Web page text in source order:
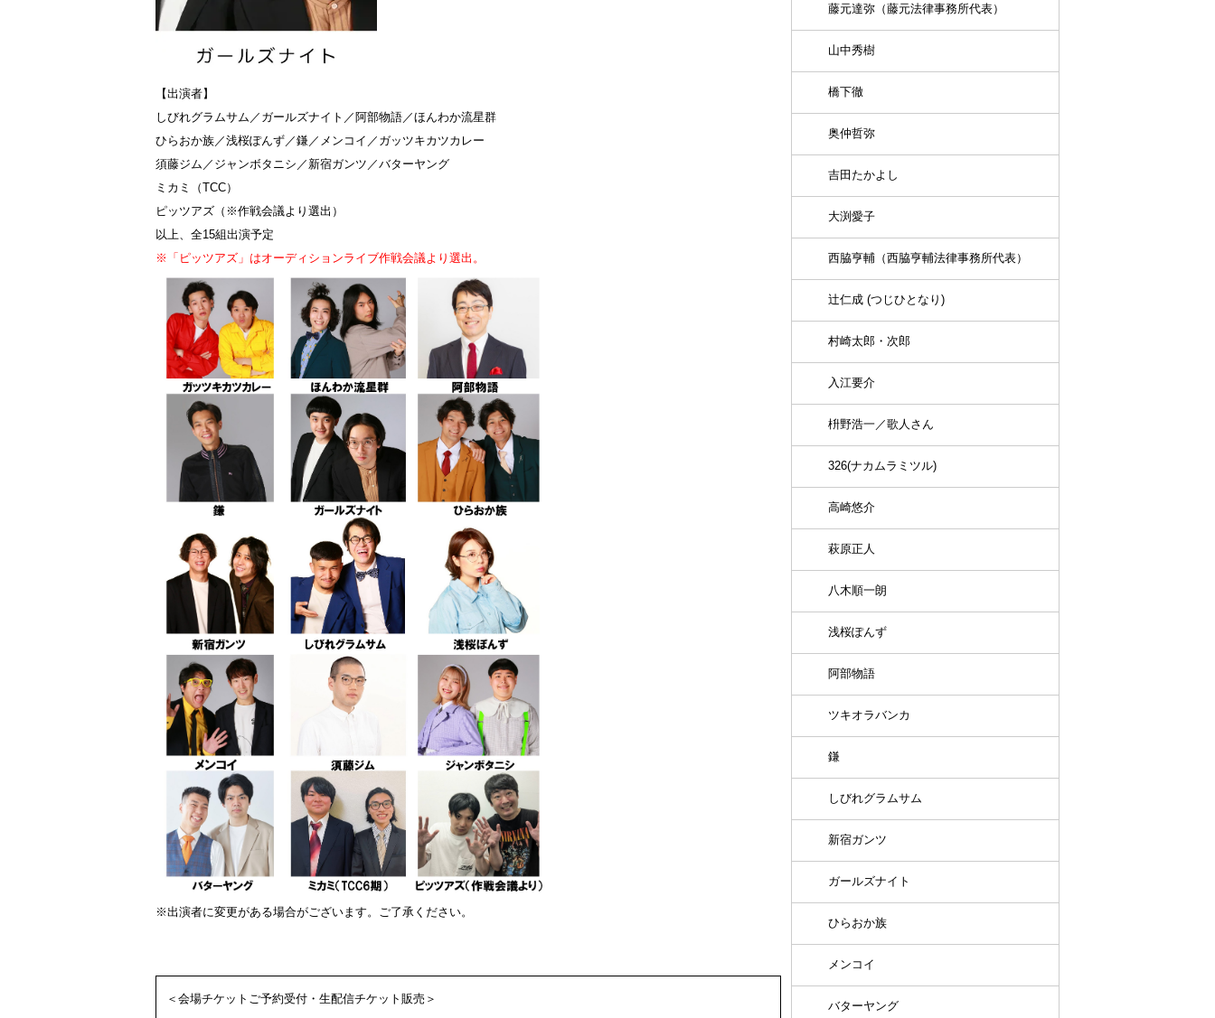
【出演者】
しびれグラムサム／ガールズナイト／阿部物語／ほんわか流星群
ひらおか族／浅桜ぽんず／鎌／メンコイ／ガッツキカツカレー
須藤ジム／ジャンボタニシ／新宿ガンツ／バターヤング
ミカミ（TCC）
ピッツアズ（※作戦会議より選出）
以上、全15組出演予定
※「ピッツアズ」はオーディションライブ作戦会議より選出。
※出演者に変更がある場合がございます。ご了承ください。
＜会場チケットご予約受付・生配信チケット販売＞
藤元達弥（藤元法律事務所代表）
山中秀樹
橋下徹
奥仲哲弥
吉田たかよし
大渕愛子
西脇亨輔（西脇亨輔法律事務所代表）
辻仁成 (つじひとなり)
村崎太郎・次郎
入江要介
枡野浩一／歌人さん
326(ナカムラミツル)
高崎悠介
萩原正人
八木順一朗
浅桜ぽんず
阿部物語
ツキオラバンカ
鎌
しびれグラムサム
新宿ガンツ
ガールズナイト
ひらおか族
メンコイ
バターヤング